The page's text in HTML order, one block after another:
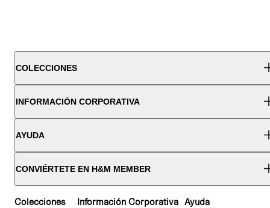
COLECCIONES
INFORMACIÓN CORPORATIVA
AYUDA
CONVIÉRTETE EN H&M MEMBER
Colecciones Información Corporativa Ayuda